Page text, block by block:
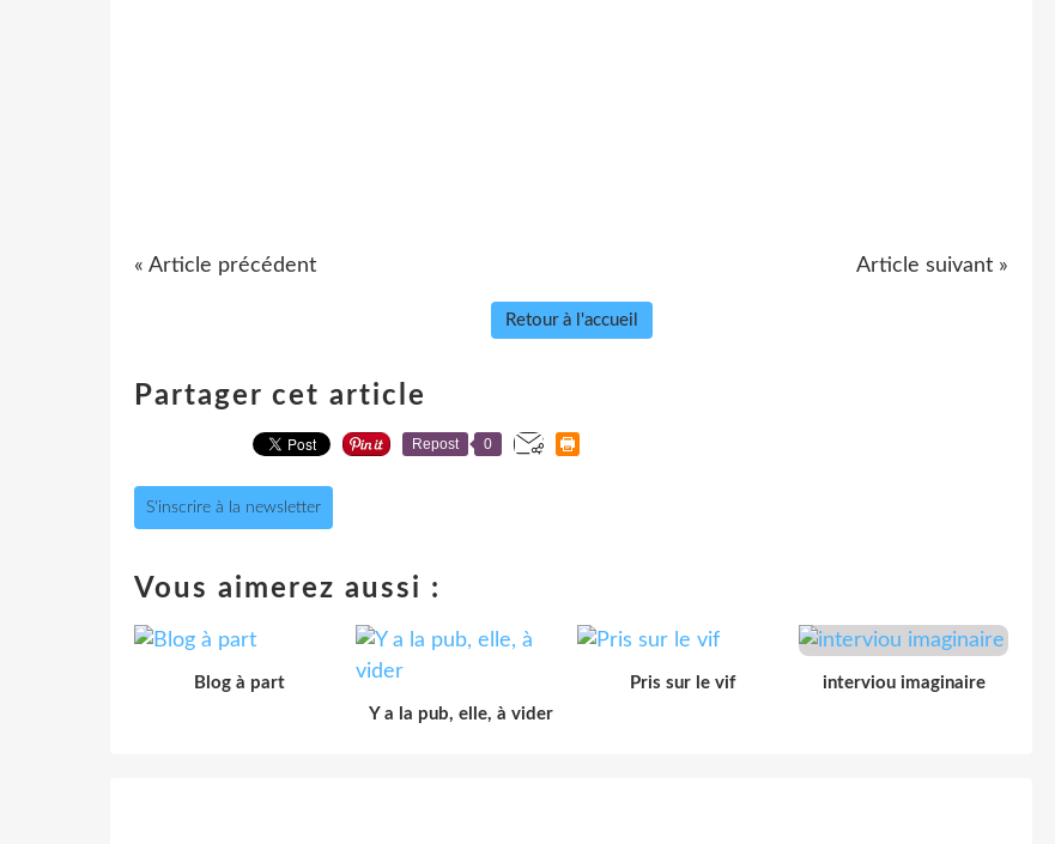
« Article précédent Article suivant »
Retour à l'accueil
Partager cet article
Repost 0
S'inscrire à la newsletter
Vous aimerez aussi :
Blog à part
Y a la pub, elle, à vider
Pris sur le vif interviou imaginaire